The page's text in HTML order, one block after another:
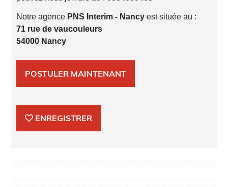
Notre agence PNS Interim - Nancyest située au :
71 rue de vaucouleurs
54000 Nancy
POSTULER MAINTENANT
ENREGISTRER